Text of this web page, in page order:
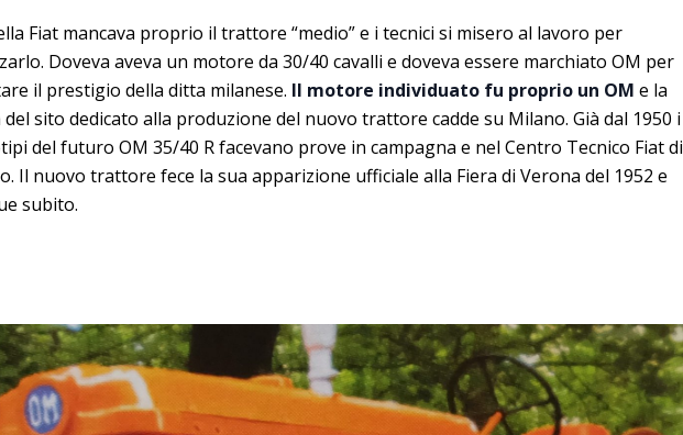
Fiat mancava proprio il trattore “medio” e i tecnici si misero al lavoro per
Doveva aveva un motore da 30/40 cavalli e doveva essere marchiato OM per
il prestigio della ditta milanese. Il motore individuato fu proprio un OM e la
del sito dedicato alla produzione del nuovo trattore cadde su Milano. Già dal 1950 i
del futuro OM 35/40 R facevano prove in campagna e nel Centro Tecnico Fiat di
Il nuovo trattore fece la sua apparizione ufficiale alla Fiera di Verona del 1952 e
subito.